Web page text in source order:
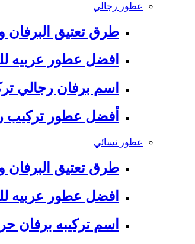
عطور رجالي
طرق تعتيق البرفان
افضل عطور عربيه
اسم برفان رجالي
أفضل عطور تركيب
عطور نسائي
طرق تعتيق البرفان
افضل عطور عربيه
اسم تركيبه برفان